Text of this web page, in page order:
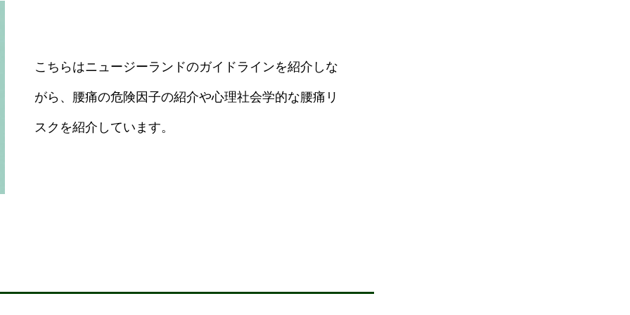
こちらはニュージーランドのガイドラインを紹介しな
がら、腰痛の危険因子の紹介や心理社会学的な腰痛リ
スクを紹介しています。